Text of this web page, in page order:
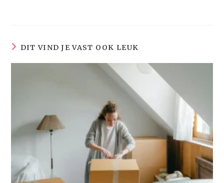
DIT VIND JE VAST OOK LEUK